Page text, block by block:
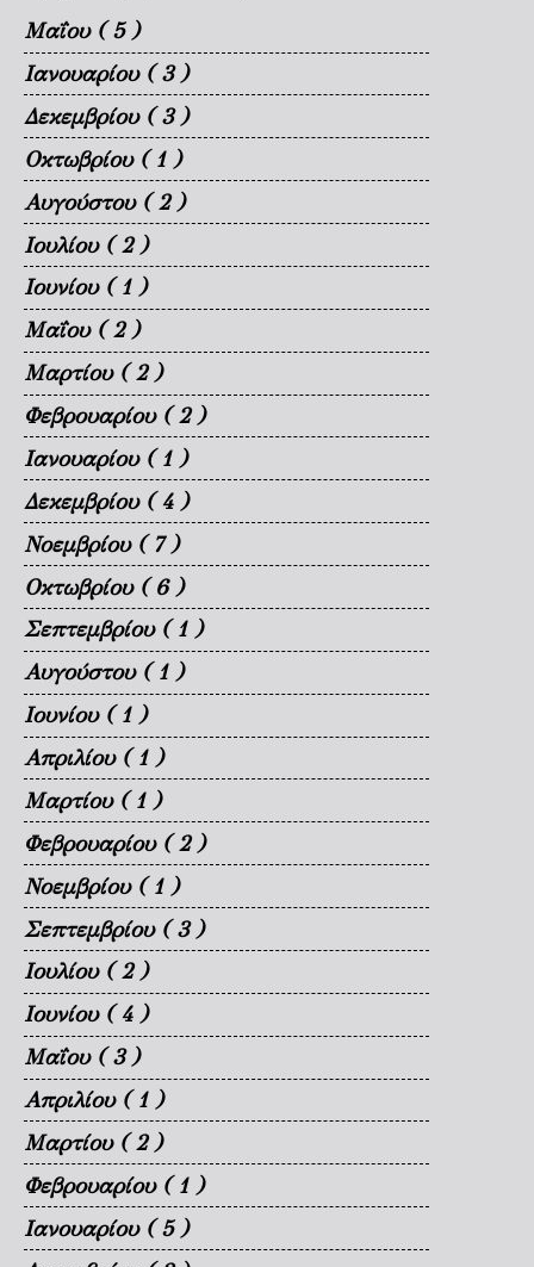
Μαΐου ( 5 )
Ιανουαρίου ( 3 )
Δεκεμβρίου ( 3 )
Οκτωβρίου ( 1 )
Αυγούστου ( 2 )
Ιουλίου ( 2 )
Ιουνίου ( 1 )
Μαΐου ( 2 )
Μαρτίου ( 2 )
Φεβρουαρίου ( 2 )
Ιανουαρίου ( 1 )
Δεκεμβρίου ( 4 )
Νοεμβρίου ( 7 )
Οκτωβρίου ( 6 )
Σεπτεμβρίου ( 1 )
Αυγούστου ( 1 )
Ιουνίου ( 1 )
Απριλίου ( 1 )
Μαρτίου ( 1 )
Φεβρουαρίου ( 2 )
Νοεμβρίου ( 1 )
Σεπτεμβρίου ( 3 )
Ιουλίου ( 2 )
Ιουνίου ( 4 )
Μαΐου ( 3 )
Απριλίου ( 1 )
Μαρτίου ( 2 )
Φεβρουαρίου ( 1 )
Ιανουαρίου ( 5 )